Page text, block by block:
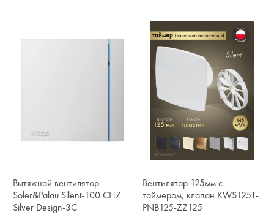
Вытяжной вентилятор
Soler&Palau Silent-100 CHZ
Silver Design-3C
Вентилятор 125мм с
таймером, клапан KWS125T-
PNB125-ZZ125